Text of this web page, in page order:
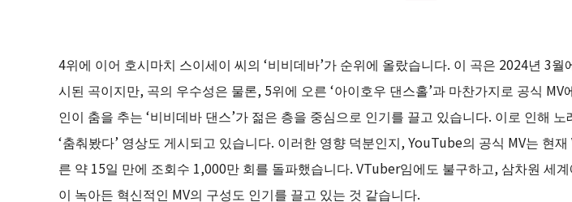
4위에 이어 호시마치 스이세이 씨의 ‘비비데바’가 순위에 올랐습니다. 이 곡은 2024년 3월
시된 곡이지만, 곡의 우수성은 물론, 5위에 오른 ‘아이호우 댄스홀’과 마찬가지로 공식 MV
인이 춤을 추는 ‘비비데바 댄스’가 젊은 층을 중심으로 인기를 끌고 있습니다. 이로 인해
‘춤춰봤다’ 영상도 게시되고 있습니다. 이러한 영향 덕분인지, YouTube의 공식 MV는 현
른 약 15일 만에 조회수 1,000만 회를 돌파했습니다. VTuber임에도 불구하고, 삼차원 세
이 녹아든 혁신적인 MV의 구성도 인기를 끌고 있는 것 같습니다.